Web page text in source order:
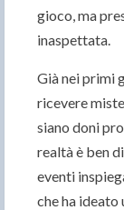
gioco, ma
inaspettata.
Già nei primi
ricevere
siano doni
realtà è ben
eventi
che ha ideato